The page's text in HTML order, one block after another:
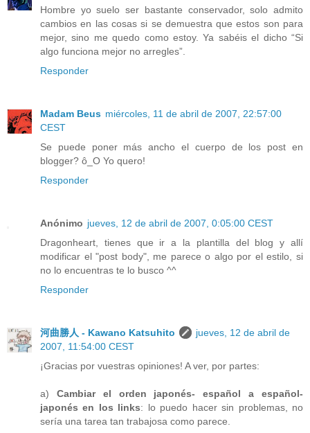
Hombre yo suelo ser bastante conservador, solo admito
cambios en las cosas si se demuestra que estos son para
mejor, sino me quedo como estoy. Ya sabéis el dicho “Si
algo funciona mejor no arregles”.
Responder
Madam Beus miércoles, 11 de abril de 2007, 22:57:00
CEST
Se puede poner más ancho el cuerpo de los post en
blogger? ô_O Yo quero!
Responder
Anónimo jueves, 12 de abril de 2007, 0:05:00 CEST
Dragonheart, tienes que ir a la plantilla del blog y allí
modificar el "post body", me parece o algo por el estilo, si
no lo encuentras te lo busco ^^
Responder
河曲勝人 - Kawano Katsuhito
jueves, 12 de abril de
2007, 11:54:00 CEST
¡Gracias por vuestras opiniones! A ver, por partes:
a) Cambiar el orden japonés- español a español-
japonés en los links: lo puedo hacer sin problemas, no
sería una tarea tan trabajosa como parece.